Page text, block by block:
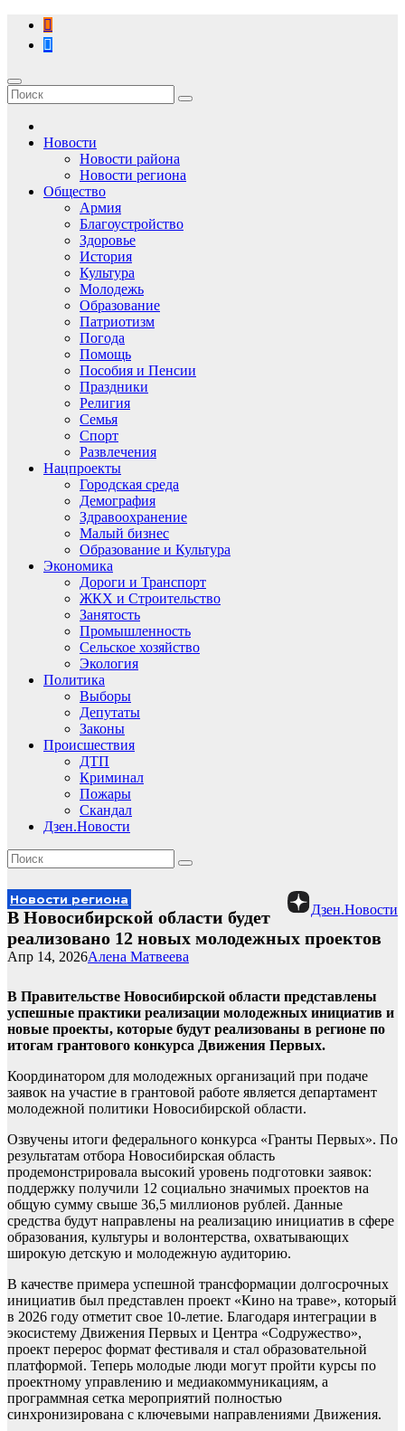
Перейти
содержимому
Новости
Новости района
Новости региона
Общество
Армия
Благоустройство
Здоровье
История
Культура
Молодежь
Образование
Патриотизм
Погода
Помощь
Пособия и Пенсии
Праздники
Религия
Семья
Спорт
Развлечения
Нацпроекты
Городская среда
Демография
Здравоохранение
Малый бизнес
Образование и Культура
Экономика
Дороги и Транспорт
ЖКХ и Строительство
Занятость
Промышленность
Сельское хозяйство
Экология
Политика
Выборы
Депутаты
Законы
Происшествия
ДТП
Криминал
Пожары
Скандал
Дзен.Новости
Дзен.Новости
Новости региона
В Новосибирской области будет
реализовано 12 новых молодежных проектов
Алена Матвеева
Апр 14, 2026
В Правительстве Новосибирской области представлены
успешные практики реализации молодежных инициатив и
новые проекты, которые будут реализованы в регионе по
итогам грантового конкурса Движения Первых.
Координатором для молодежных организаций при подаче
заявок на участие в грантовой работе является департамент
молодежной политики Новосибирской области.
Озвучены итоги федерального конкурса «Гранты Первых». По
результатам отбора Новосибирская область
продемонстрировала высокий уровень подготовки заявок:
поддержку получили 12 социально значимых проектов на
общую сумму свыше 36,5 миллионов рублей. Данные
средства будут направлены на реализацию инициатив в сфере
образования, культуры и волонтерства, охватывающих
широкую детскую и молодежную аудиторию.
В качестве примера успешной трансформации долгосрочных
инициатив был представлен проект «Кино на траве», который
в 2026 году отметит свое 10-летие. Благодаря интеграции в
экосистему Движения Первых и Центра «Содружество»,
проект перерос формат фестиваля и стал образовательной
платформой. Теперь молодые люди могут пройти курсы по
проектному управлению и медиакоммуникациям, а
программная сетка мероприятий полностью
синхронизирована с ключевыми направлениями Движения.